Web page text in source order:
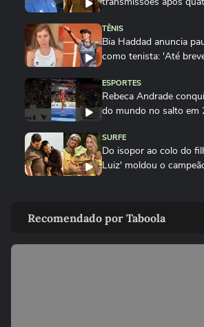
TÊNIS
Bia Haddad anuncia
como tenista: 'Até
ESPORTES
Rebeca Andrade
do mundo no salto em
SURFE
Do isopor ao colo do
Luiz' moldou o
do mundo no salto em
PALMEIRAS
Recomendado por Taboola